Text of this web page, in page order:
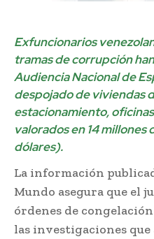
Exfuncionarios
tramas de corrupción
Audiencia Nacional de
despojado de viviendas
estacionamiento,
valorados en 14 millones
dólares).
La información
Mundo asegura que el
órdenes de
las investigaciones